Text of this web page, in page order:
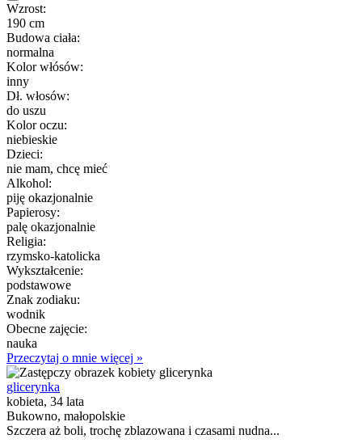
Wzrost:
190 cm
Budowa ciała:
normalna
Kolor włósów:
inny
Dł. włosów:
do uszu
Kolor oczu:
niebieskie
Dzieci:
nie mam, chcę mieć
Alkohol:
piję okazjonalnie
Papierosy:
palę okazjonalnie
Religia:
rzymsko-katolicka
Wykształcenie:
podstawowe
Znak zodiaku:
wodnik
Obecne zajęcie:
nauka
Przeczytaj o mnie więcej »
glicerynka
kobieta, 34 lata
Bukowno, małopolskie
Szczera aż boli, trochę zblazowana i czasami nudna...